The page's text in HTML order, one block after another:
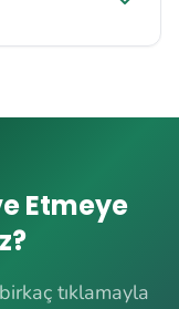
Etmeye
tıklamayla